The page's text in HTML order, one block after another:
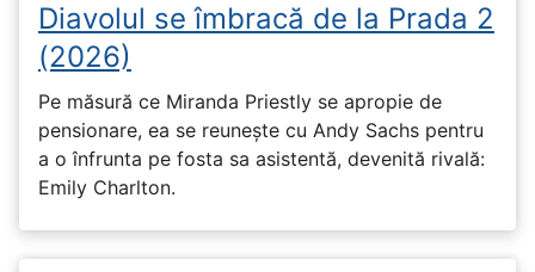
Diavolul se îmbracă de la Prada 2
(2026)
Pe măsură ce Miranda Priestly se apropie de
pensionare, ea se reunește cu Andy Sachs pentru
a o înfrunta pe fosta sa asistentă, devenită rivală:
Emily Charlton.